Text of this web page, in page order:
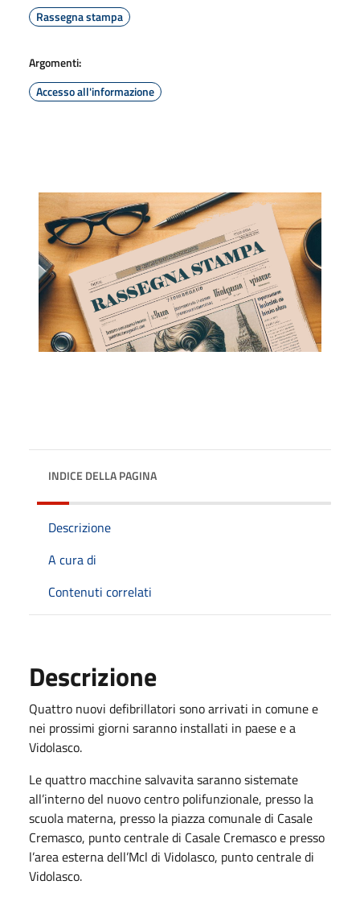
Rassegna stampa
Argomenti:
Accesso all'informazione
INDICE DELLA PAGINA
Descrizione
A cura di
Contenuti correlati
Descrizione
Quattro nuovi defibrillatori sono arrivati in comune e
nei prossimi giorni saranno installati in paese e a
Vidolasco.
Le quattro macchine salvavita saranno sistemate
all’interno del nuovo centro polifunzionale, presso la
scuola materna, presso la piazza comunale di Casale
Cremasco, punto centrale di Casale Cremasco e presso
l’area esterna dell’Mcl di Vidolasco, punto centrale di
Vidolasco.